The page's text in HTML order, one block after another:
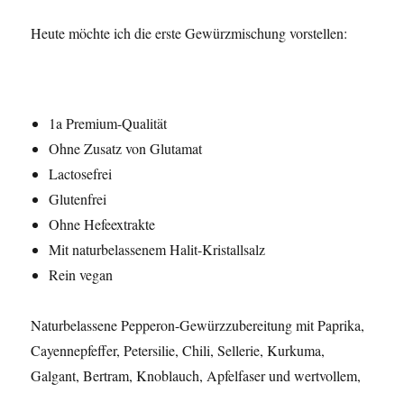
Heute möchte ich die erste Gewürzmischung vorstellen:
1a Premium-Qualität
Ohne Zusatz von Glutamat
Lactosefrei
Glutenfrei
Ohne Hefeextrakte
Mit naturbelassenem Halit-Kristallsalz
Rein vegan
Naturbelassene Pepperon-Gewürzzubereitung mit Paprika,
Cayennepfeffer, Petersilie, Chili, Sellerie, Kurkuma,
Galgant, Bertram, Knoblauch, Apfelfaser und wertvollem,